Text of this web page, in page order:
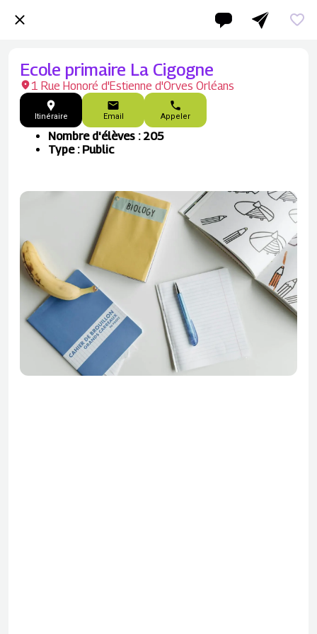
Ecole primaire La Cigogne
1 Rue Honoré d'Estienne d'Orves Orléans
Itinéraire Email Appeler
Nombre d'élèves : 205
Type : Public